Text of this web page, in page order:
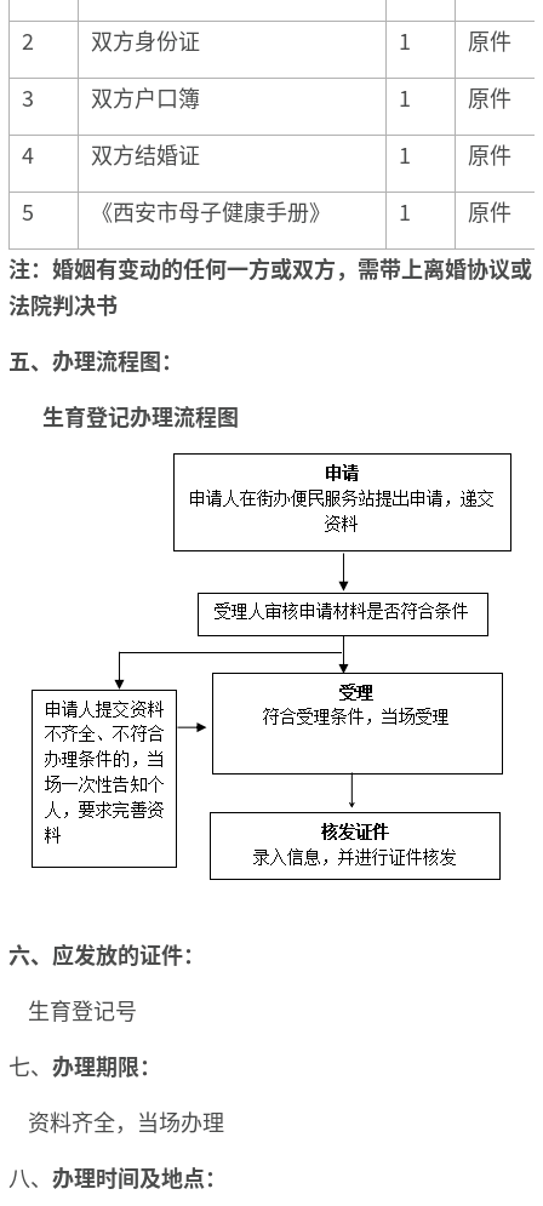
2
双方身份证 1
原件
3
双方户口簿 1
原件
4
双方结婚证 1
原件
5
《西安市母子健康手册》 1
原件
注：婚姻有变动的任何一方或双方，需带上离婚协议或
法院判决书
五、 办理流程图：
生育登记办理流程图
六、应发放的证件：
生育登记号
七、 办理期限：
资料齐全，当场办理
八、 办理时间及地点：